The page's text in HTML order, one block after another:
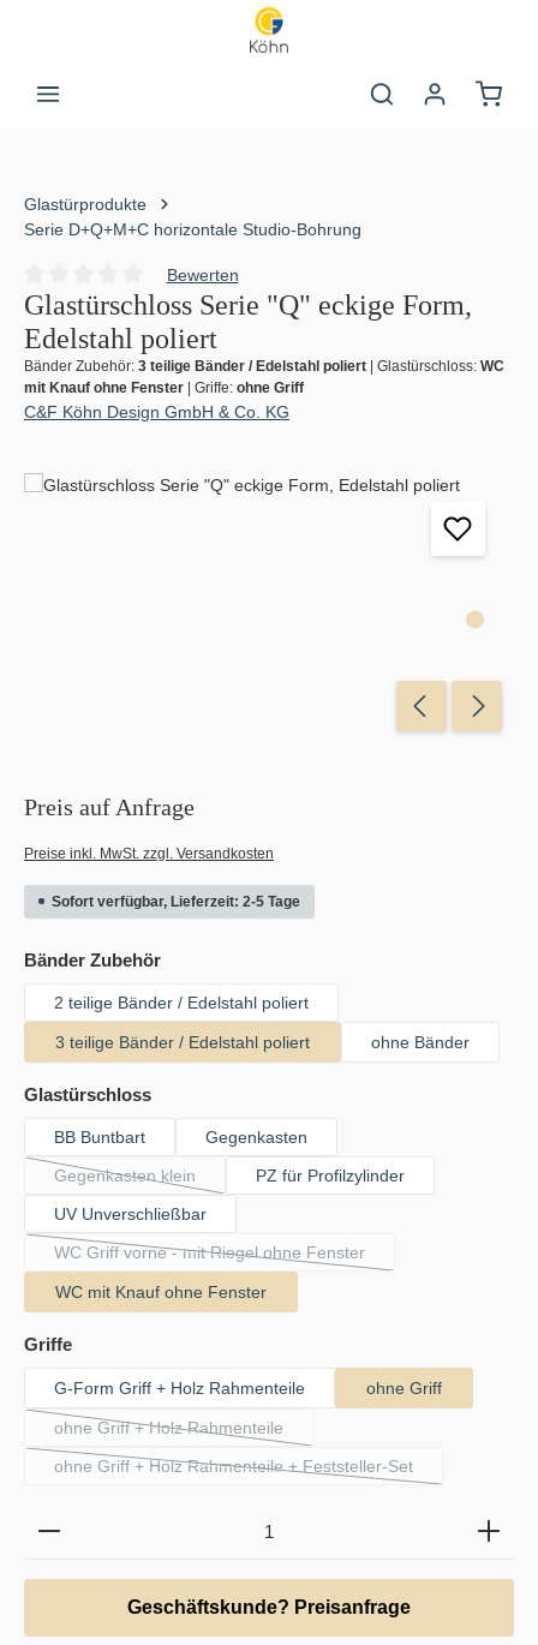
Glastürprodukte
Serie D+Q+M+C horizontale Studio-Bohrung
Durchschnittliche Bewertung von 0 von 5 Sternen
Bewerten
Glastürschloss Serie "Q" eckige Form,
Edelstahl poliert
Bänder Zubehör: 3 teilige Bänder / Edelstahl poliert | Glastürschloss: WC
mit Knauf ohne Fenster | Griffe: ohne Griff
C&F Köhn Design GmbH & Co. KG
Bildergalerie überspringen
Preis auf Anfrage
Preise inkl. MwSt. zzgl. Versandkosten
Sofort verfügbar, Lieferzeit: 2-5 Tage
Bänder Zubehörauswählen
2 teilige Bänder / Edelstahl poliert
3 teilige Bänder / Edelstahl poliert ohne Bänder
Glastürschlossauswählen
BB Buntbart
Gegenkasten
Gegenkasten klein
(Diese Option ist zurzeit nicht verfügbar.)
PZ für Profilzylinder
UV Unverschließbar
WC Griff vorne - mit Riegel ohne Fenster
(Diese Option ist zurzeit nicht verfügbar.)
WC mit Knauf ohne Fenster
Griffeauswählen
G-Form Griff + Holz Rahmenteile ohne Griff
ohne Griff + Holz Rahmenteile
(Diese Option ist zurzeit nicht verfügbar.)
ohne Griff + Holz Rahmenteile + Feststeller-Set
(Diese Option ist zurzeit nicht verfügbar.)
Produkt Anzahl: Gib den gewünschten Wert ein
Geschäftskunde? Preisanfrage